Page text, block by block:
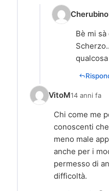
Cherubino
Bè mi
VitoM14 anni fa
Chi come me
conoscenti
meno male
anche per i
permesso di
difficoltà.